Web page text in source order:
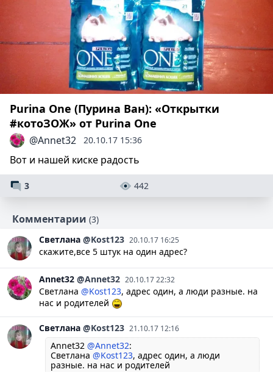
Purina One (Пурина Ван): «Открытки
#котоЗОЖ» от Purina One
@Annet32 20.10.17 15:36
Вот и нашей киске радость
3 442
Комментарии (3)
Светлана @Kost123 20.10.17 16:25
скажите,все 5 штук на один адрес?
Annet32 @Annet32 20.10.17 22:32
Светлана @Kost123, адрес один, а люди разные. на
нас и родителей
Светлана @Kost123 21.10.17 12:16
Annet32 @Annet32:
Светлана @Kost123, адрес один, а люди
разные. на нас и родителей